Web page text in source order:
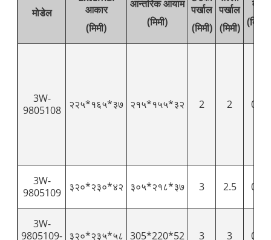
मोडेल
आकार
(मिमी)
आन्तरिक आयाम
(मिमी)
पर्खाल
(मिमी)
पर्खाल
(मिमी)
वजन
3W-
9805108
२२५*१६५*३७ २१५*१५५*३२ 2 2 0.18
3W-
9805109
३२०*२३०*४२ ३०५*२१८*३७ 3 2.5 0.39
3W-
9805109- ३२०*२३५*५८ 305*220*52 3 3 0.47